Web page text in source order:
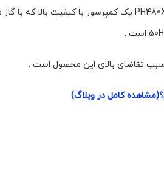
کامل در وبلاگ)